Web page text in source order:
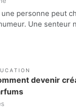
une personne peut
Une senteur
devenir